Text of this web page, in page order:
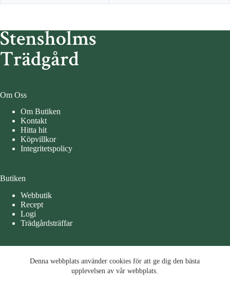
Denna webbplats använder cookies för att ge dig den bästa
upplevelsen av vår webbplats.
Om Oss
Om Butiken
Kontakt
Hitta hit
Köpvillkor
Integritetspolicy
Butiken
Webbutik
Recept
Logi
Trädgårdsträffar
Måndag – Tisdag 10-15
Denna webbplats använder cookies för att ge dig den bästa